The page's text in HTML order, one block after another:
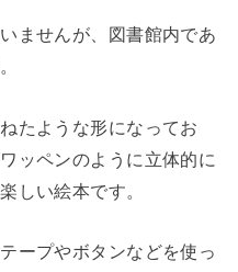
ませんが、図書館内であ
たような形になってお
ッペンのように立体的に
しい絵本です。
ープやボタンなどを使っ